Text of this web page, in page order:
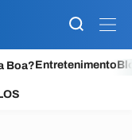
Boa?Entretenimento